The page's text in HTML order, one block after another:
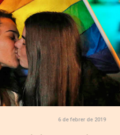
6 de febrer de 2019